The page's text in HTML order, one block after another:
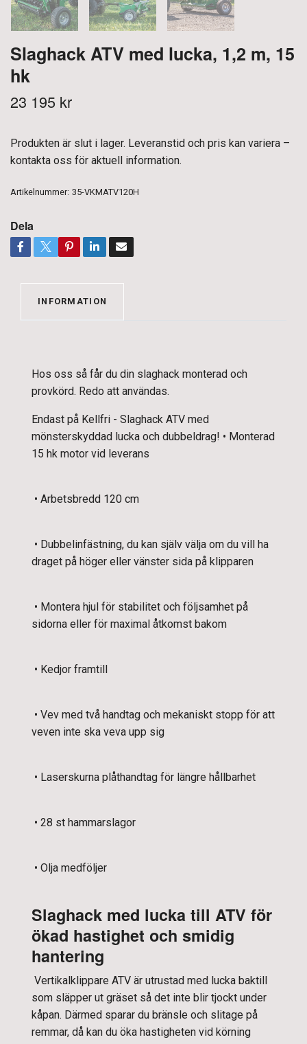
Slaghack ATV med lucka, 1,2 m, 15
hk
23 195 kr
Produkten är slut i lager. Leveranstid och pris kan variera –
kontakta oss för aktuell information.
Artikelnummer: 35-VKMATV120H
Dela
INFORMATION
Hos oss så får du din slaghack monterad och
provkörd. Redo att användas.
Endast på Kellfri - Slaghack ATV med
mönsterskyddad lucka och dubbeldrag! • Monterad
15 hk motor vid leverans
• Arbetsbredd 120 cm
• Dubbelinfästning, du kan själv välja om du vill ha
draget på höger eller vänster sida på klipparen
• Montera hjul för stabilitet och följsamhet på
sidorna eller för maximal åtkomst bakom
• Kedjor framtill
• Vev med två handtag och mekaniskt stopp för att
veven inte ska veva upp sig
• Laserskurna plåthandtag för längre hållbarhet
• 28 st hammarslagor
• Olja medföljer
Slaghack med lucka till ATV för
ökad hastighet och smidig
hantering
Vertikalklippare ATV är utrustad med lucka baktill
som släpper ut gräset så det inte blir tjockt under
kåpan. Därmed sparar du bränsle och slitage på
remmar, då kan du öka hastigheten vid körning